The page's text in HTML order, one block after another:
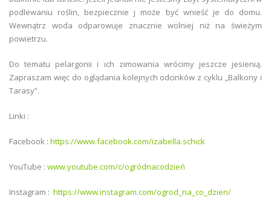
podlewaniu roślin, bezpiecznie j może być wnieść je do domu.
Wewnątrz woda odparowuje znacznie wolniej niż na świeżym
powietrzu.
Do tematu pelargonii i ich zimowania wrócimy jeszcze jesienią.
Zapraszam więc do oglądania kolejnych odcinków z cyklu „Balkony i
Tarasy”.
Linki :
Facebook : https://www.facebook.com/izabella.schick
YouTube : www.youtube.com/c/ogródnacodzień
Instagram : https://www.instagram.com/ogrod_na_co_dzien/